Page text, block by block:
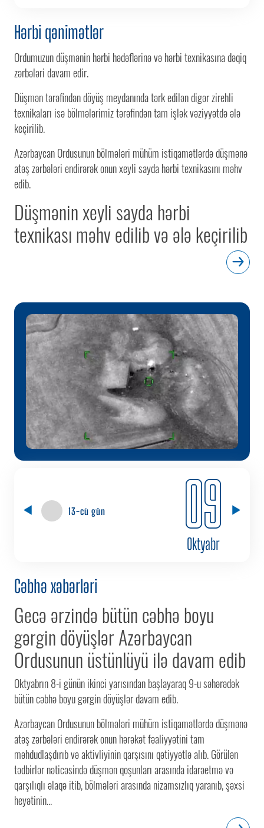
Hərbi qənimətlər
Düşmənin xeyli sayda hərbi
texnikası məhv edilib və ələ keçirilib
Azərbaycan Ordusunun bölmələri mühüm istiqamətlərdə düşmənə
atəş zərbələri endirərək onun xeyli sayda hərbi texnikasını məhv
edib.
Düşmən tərəfindən döyüş meydanında tərk edilən digər zirehli
texnikaları isə bölmələrimiz tərəfindən tam işlək vəziyyətdə ələ
keçirilib.
Ordumuzun düşmənin hərbi hədəflərinə və hərbi texnikasına dəqiq
zərbələri davam edir.
13-cü gün 09
Oktyabr
Cəbhə xəbərləri
Gecə ərzində bütün cəbhə boyu
gərgin döyüşlər Azərbaycan
Ordusunun üstünlüyü ilə davam edib
Oktyabrın 8-i günün ikinci yarısından başlayaraq 9-u səhərədək
bütün cəbhə boyu gərgin döyüşlər davam edib.
Azərbaycan Ordusunun bölmələri mühüm istiqamətlərdə düşmənə
atəş zərbələri endirərək onun hərəkət fəaliyyətini tam
məhdudlaşdırıb və aktivliyinin qarşısını qətiyyətlə alıb. Görülən
tədbirlər nəticəsində düşmən qoşunları arasında idarəetmə və
qarşılıqlı əlaqə itib, bölmələri arasında nizamsızlıq yaranıb, şəxsi
heyətinin...